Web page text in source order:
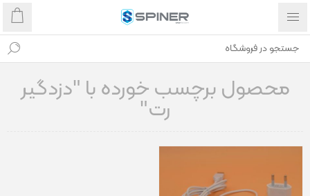
محصول برچسب خورده با "دزدگیر
رت"